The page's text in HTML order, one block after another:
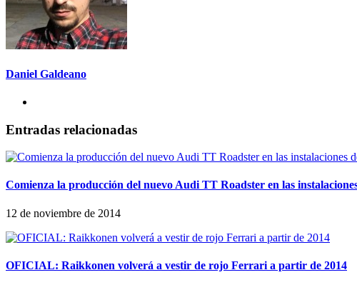
Daniel Galdeano
Entradas relacionadas
Comienza la producción del nuevo Audi TT Roadster en las
12 de noviembre de 2014
OFICIAL: Raikkonen volverá a vestir de rojo Ferrari a partir de 2014